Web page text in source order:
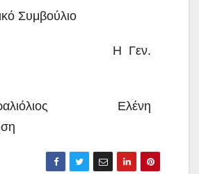
Συμβούλιο
Η Γεν.
Ελένη